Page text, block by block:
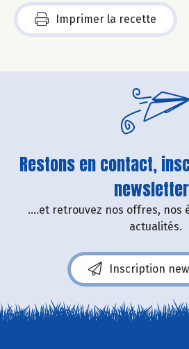
Imprimer la recette
Restons en contact,
....et retrouvez nos offres, nos
actualités.
Inscription